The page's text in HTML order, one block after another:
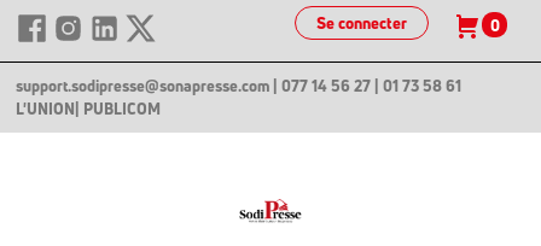
Se connecter 0
support.sodipresse@sonapresse.com | 077 14 56 27 | 01 73 58 61
L'UNION | PUBLICOM